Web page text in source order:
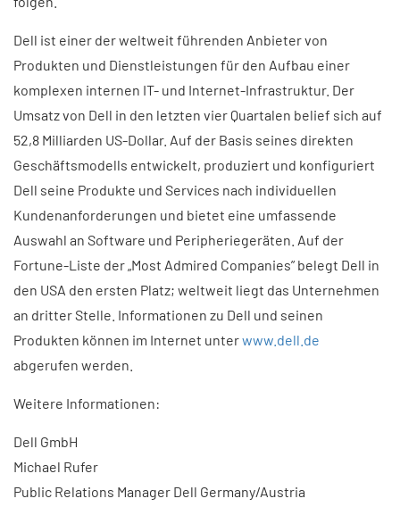
Dell ist einer der weltweit führenden Anbieter von
Produkten und Dienstleistungen für den Aufbau einer
komplexen internen IT- und Internet-Infrastruktur. Der
Umsatz von Dell in den letzten vier Quartalen belief sich auf
52,8 Milliarden US-Dollar. Auf der Basis seines direkten
Geschäftsmodells entwickelt, produziert und konfiguriert
Dell seine Produkte und Services nach individuellen
Kundenanforderungen und bietet eine umfassende
Auswahl an Software und Peripheriegeräten. Auf der
Fortune-Liste der „Most Admired Companies” belegt Dell in
den USA den ersten Platz; weltweit liegt das Unternehmen
an dritter Stelle. Informationen zu Dell und seinen
Produkten können im Internet unterwww.dell.de
abgerufen werden.
Weitere Informationen:
Dell GmbH
Michael Rufer
Public Relations Manager Dell Germany/Austria